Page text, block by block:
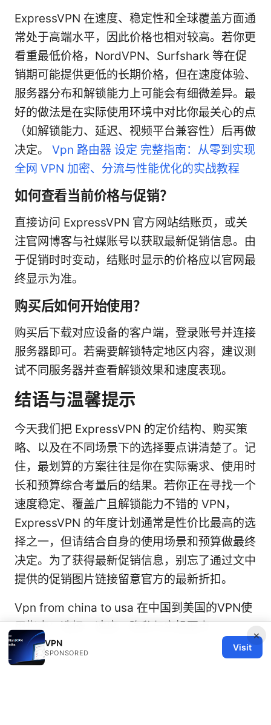
ExpressVPN 在速度、稳定性和全球覆盖方面通
常处于高端水平，因此价格也相对较高。若你更
看重最低价格，NordVPN、Surfshark 等在促
销期可能提供更低的长期价格，但在速度体验、
服务器分布和解锁能力上可能会有细微差异。最
好的做法是在实际使用环境中对比你最关心的点
（如解锁能力、延迟、视频平台兼容性）后再做
决定。 Vpn 路由器 设定 完整指南：从零到实现
全网 VPN 加密、分流与性能优化的实战教程
如何查看当前价格与促销？
直接访问 ExpressVPN 官方网站结账页，或关
注官网博客与社媒账号以获取最新促销信息。由
于促销时时变动，结账时显示的价格应以官网最
终显示为准。
购买后如何开始使用？
购买后下载对应设备的客户端，登录账号并连接
服务器即可。若需要解锁特定地区内容，建议测
试不同服务器并查看解锁效果和速度表现。
结语与温馨提示
今天我们把 ExpressVPN 的定价结构、购买策
略、以及在不同场景下的选择要点讲清楚了。记
住，最划算的方案往往是你在实际需求、使用时
长和预算综合考量后的结果。若你正在寻找一个
速度稳定、覆盖广且解锁能力不错的 VPN，
ExpressVPN 的年度计划通常是性价比最高的选
择之一，但请结合自身的使用场景和预算做最终
决定。为了获得最新促销信息，别忘了通过文中
提供的促销图片链接留意官方的最新折扣。
Vpn from china to usa 在中国到美国的VPN使
用指南：选择、速度、隐私与实操要点
×
VPN
SPONSORED
Visit